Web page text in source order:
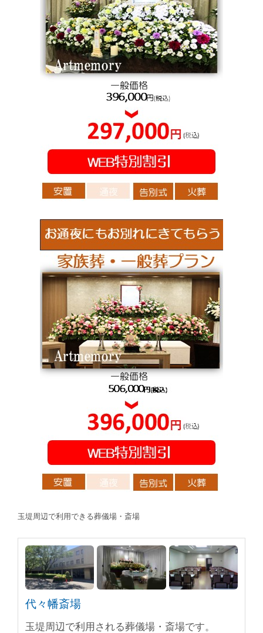
玉堤周辺で利用できる葬儀場・斎場
代々幡斎場
玉堤周辺で利用される葬儀場・斎場です。